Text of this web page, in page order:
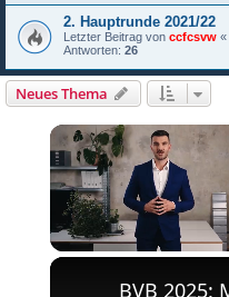
2. Hauptrunde 2021/22
Letzter Beitrag von ccfcsvw «
Antworten: 26
Neues Thema